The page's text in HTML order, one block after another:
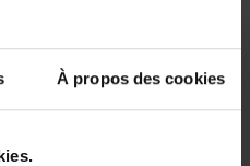
À propos des cookies